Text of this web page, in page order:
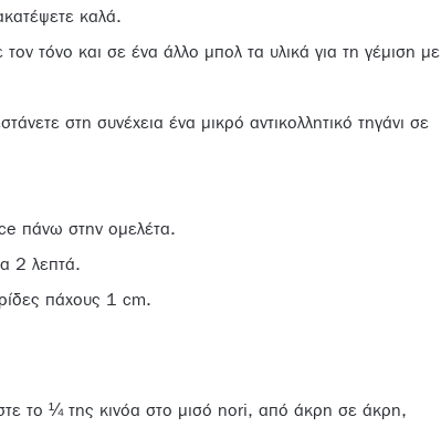
καλά.
τόνο και σε ένα άλλο μπολ τα υλικά για τη γέμιση με
στη συνέχεια ένα μικρό αντικολλητικό τηγάνι σε
πάνω στην ομελέτα.
2 λεπτά.
πάχους 1 cm.
το ¼ της κινόα στο μισό nori, από άκρη σε άκρη,